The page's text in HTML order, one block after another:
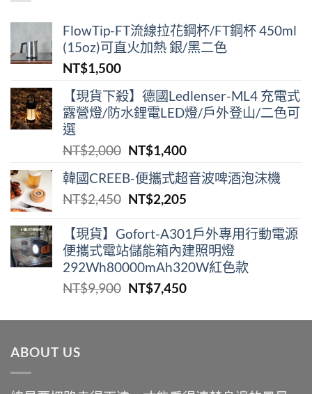
FlowTip-FT流線拉花鋼杯/FT鋼杯 450ml
(15oz)可直火加熱 銀/黑二色
NT$1,500
【現貨下殺】德國Ledlenser-ML4 充電式
露營燈/防水鋰電LED燈/戶外登山/二色可
選
NT$2,000 原
價
格：
NT$1,400目
價
格：
韓國CREEB-便攜式超⾳波啤酒泡沫機
NT$2,450 原
價
格：
NT$2,450。
NT$2,205目
價
格：
NT$2,205。
【現貨】Gofort-A301戶外專用行動電源
便攜式電站儲能箱內建照明燈
292Wh80000mAh320W紅色款
NT$9,900 原
價
NT$7,450目
價
ABOUT US